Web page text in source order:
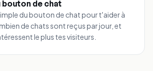
de chat
du bouton de chat pour t'aider à
de chats sont reçus par jour, et
le plus tes visiteurs.